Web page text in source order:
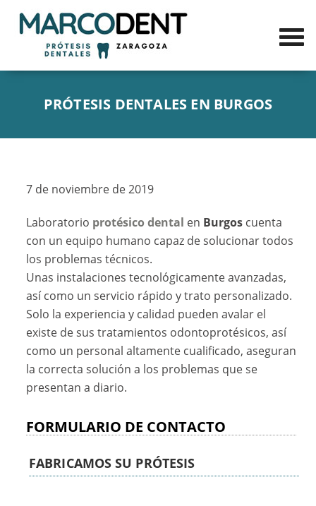
PRÓTESIS DENTALES EN BURGOS
7 de noviembre de 2019
Laboratorio protésico dental en Burgos cuenta
con un equipo humano capaz de solucionar todos
los problemas técnicos.
Unas instalaciones tecnológicamente avanzadas,
así como un servicio rápido y trato personalizado.
Solo la experiencia y calidad pueden avalar el
existe de sus tratamientos odontoprotésicos, así
como un personal altamente cualificado, aseguran
la correcta solución a los problemas que se
presentan a diario.
FORMULARIO DE CONTACTO
FABRICAMOS SU PRÓTESIS